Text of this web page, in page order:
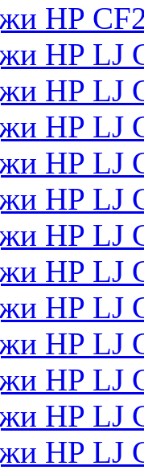
HP
HP LJ
HP LJ
HP LJ
HP LJ
HP LJ
HP LJ
HP LJ
HP LJ
HP LJ
HP LJ
HP LJ
HP LJ